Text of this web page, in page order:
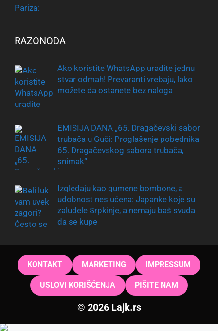
RAZONODA
Ako koristite WhatsApp uradite jednu
stvar odmah! Prevaranti vrebaju, lako
možete da ostanete bez naloga
EMISIJA DANA „65. Dragačevski sabor
trubača u Guči: Proglašenje pobednika
65. Dragačevskog sabora trubača,
snimak“
Izgledaju kao gumene bombone, a
udobnost neslućena: Japanke koje su
zaludele Srpkinje, a nemaju baš svuda
da se kupe
KONTAKT MARKETING IMPRESSUM
USLOVI KORIŠĆENJA PIŠITE NAM
© 2026 Lajk.rs